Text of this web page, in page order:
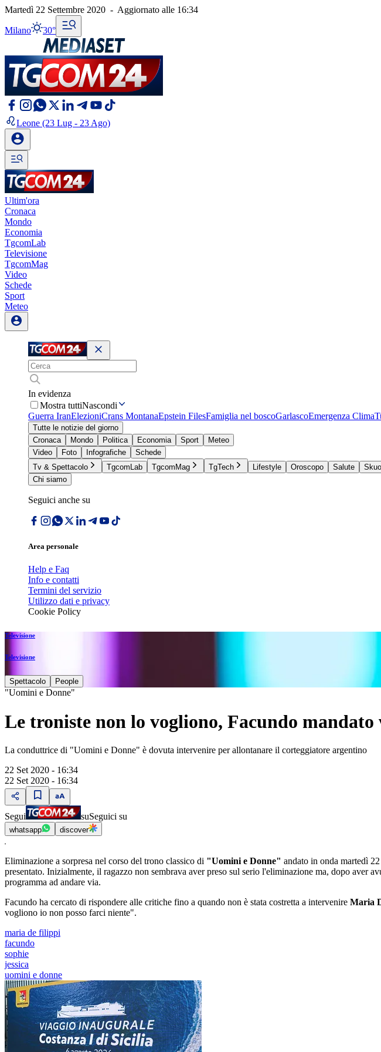
Martedì 22 Settembre 2020 - Aggiornato alle 16:34
Milano 30°
Leone (23 Lug - 23 Ago)
Ultim'ora
Cronaca
Mondo
Economia
TgcomLab
Televisione
TgcomMag
Video
Schede
Sport
Meteo
In evidenza
Mostra tuttiNascondi
Guerra IranElezioniCrans MontanaEpstein FilesFamiglia nel boscoGarlascoEmergenza Clima
Tutte le notizie del giorno
Cronaca
Mondo Politica Economia Sport
Meteo
Video
Foto Infografiche
Schede
Tv & Spettacolo
TgcomLab TgcomMag TgTech Lifestyle Oroscopo Salute
Chi siamo
Seguici anche su
Area personale
Help e Faq
Info e contatti
Termini del servizio
Utilizzo dati e privacy
Cookie Policy
Televisione
Televisione
Spettacolo People
"Uomini e Donne"
Le troniste non lo vogliono, Facundo
La conduttrice di "Uomini e Donne" è dovuta intervenire per allontanare il corteggiatore argentino
22 Set 2020 - 16:34
22 Set 2020 - 16:34
Segui suSeguici su
whatsapp discover
Eliminazione a sorpresa nel corso del trono classico di "Uomini e Donne" andato in onda martedì
presentato. Inizialmente, il ragazzo non sembrava aver preso sul serio l'eliminazione ma, dopo aver
programma ad andare via.
Facundo ha cercato di rispondere alle critiche fino a quando non è stata costretta a intervenire Maria
vogliono io non posso farci niente".
maria de filippi
facundo
sophie
jessica
uomini e donne